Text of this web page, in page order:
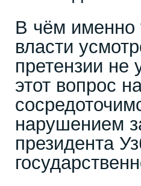
В чём именно
власти
претензии
этот вопрос
нарушением
президента